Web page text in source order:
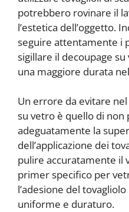
potrebbero rovinare il
l’estetica dell’oggetto.
seguire attentamente i
sigillare il decoupage
una maggiore durata
Un errore da evitare
su vetro è quello di non
adeguatamente la
dell’applicazione dei
pulire accuratamente il
primer specifico per
l’adesione del
uniforme e duraturo.